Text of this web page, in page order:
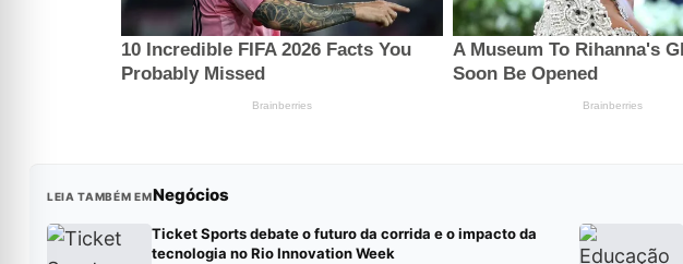
LEIA TAMBÉM EMNegócios
Ticket Sports debate o futuro da corrida e o impacto da
tecnologia no Rio Innovation Week